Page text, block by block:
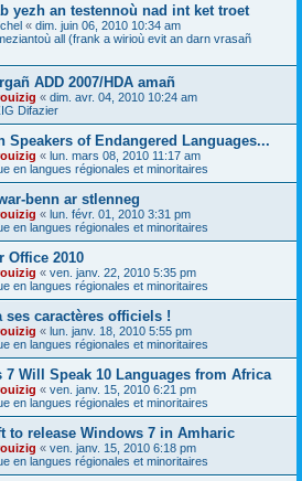
yezh an testennoù nad int ket troet
« dim. juin 06, 2010 10:34 am
all (frank a wirioù evit an darn vrasañ
ADD 2007/HDA amañ
« dim. avr. 04, 2010 10:24 am
Difazier
Speakers of Endangered Languages...
« lun. mars 08, 2010 11:17 am
en langues régionales et minoritaires
benn ar stlenneg
« lun. févr. 01, 2010 3:31 pm
en langues régionales et minoritaires
Office 2010
« ven. janv. 22, 2010 5:35 pm
en langues régionales et minoritaires
ses caractères officiels !
« lun. janv. 18, 2010 5:55 pm
en langues régionales et minoritaires
Will Speak 10 Languages from Africa
« ven. janv. 15, 2010 6:21 pm
en langues régionales et minoritaires
to release Windows 7 in Amharic
« ven. janv. 15, 2010 6:18 pm
en langues régionales et minoritaires